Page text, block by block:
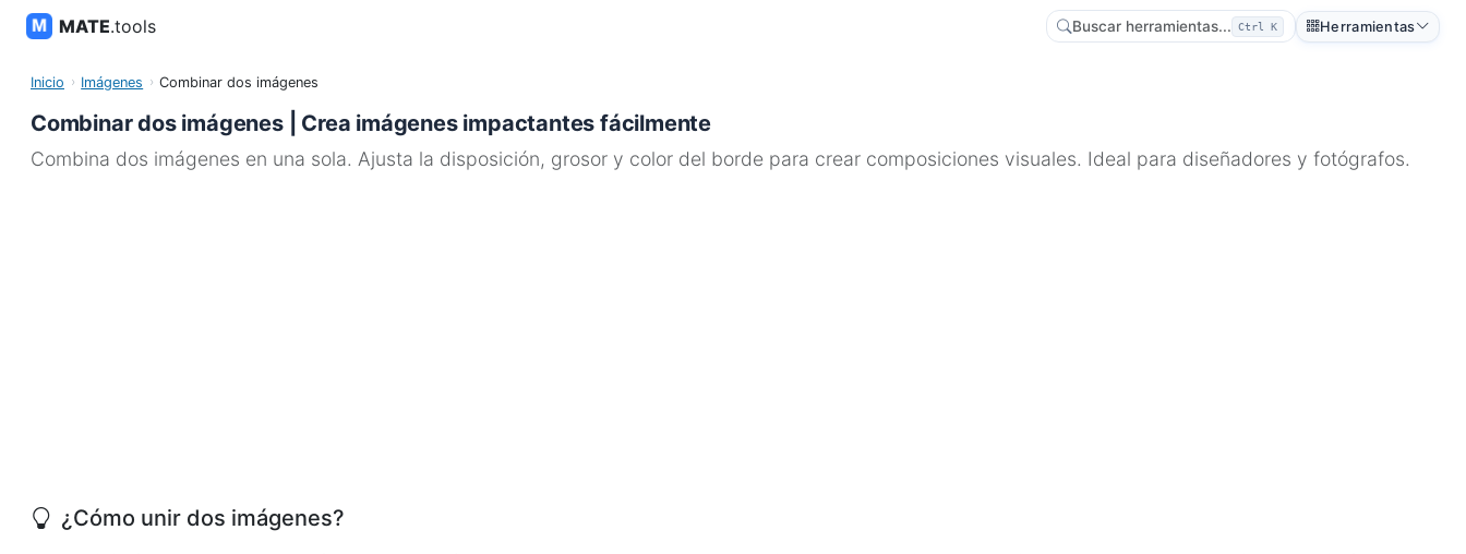
MATE.tools Buscar herramientas... Ctrl K Herramientas
Inicio Imágenes Combinar dos imágenes
Combinar dos imágenes | Crea imágenes impactantes fácilmente
Combina dos imágenes en una sola. Ajusta la disposición, grosor y color del borde para crear composiciones visuales. Ideal para diseñadores y fotógrafos.
¿Cómo unir dos imágenes?